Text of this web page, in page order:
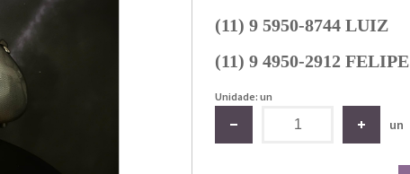
(11) 9 5950-8744 LUIZ
(11) 9 4950-2912 FELIPE
Unidade: un
un